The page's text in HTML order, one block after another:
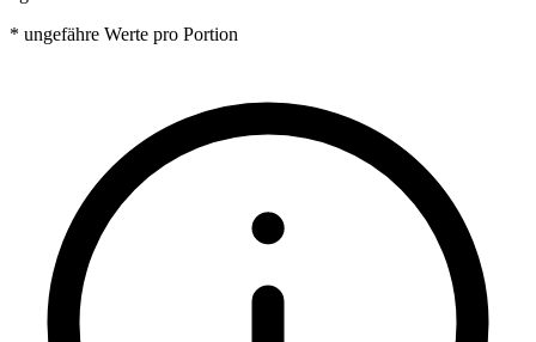
* ungefähre Werte pro Portion